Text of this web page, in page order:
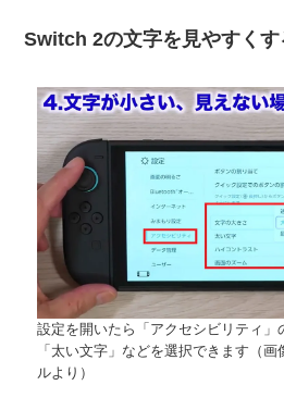
Switch 2の文字を見やすくす
設定を開いたら「アクセシビリティ」
「太い文字」などを選択できます（
ルより）